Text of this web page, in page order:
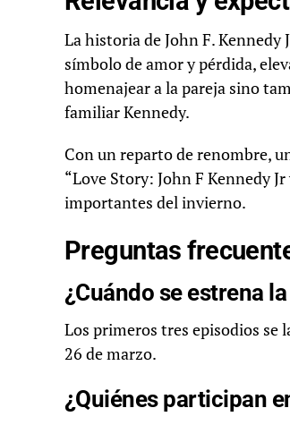
La historia de John F.
símbolo de amor y pérdida,
homenajear a la pareja sino
familiar Kennedy.
Con un reparto de renombre,
“Love Story: John F Kennedy
importantes del invierno.
Preguntas
¿Cuándo se estrena
Los primeros tres episodios se
26 de marzo.
¿Quiénes participan